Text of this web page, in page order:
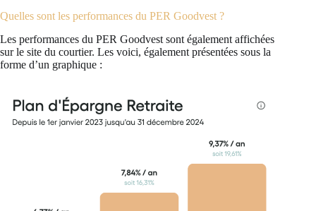
Quelles sont les performances du PER Goodvest ?
Les performances du PER Goodvest sont également affichées
sur le site du courtier. Les voici, également présentées sous la
forme d’un graphique :